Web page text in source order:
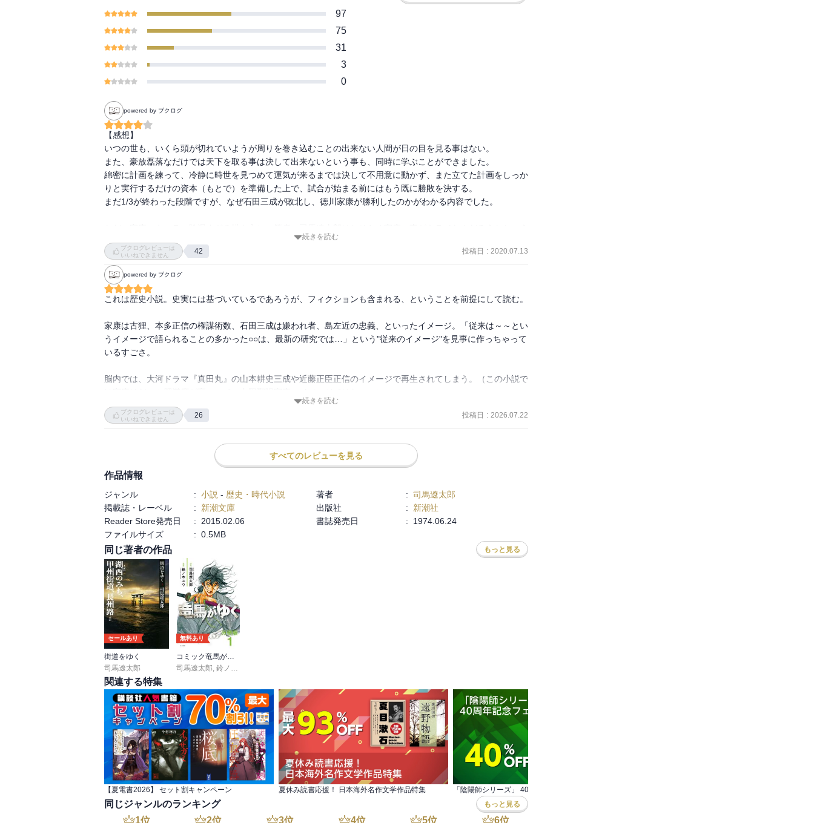
97
75
31
3
0
powered by ブクログ
【感想】
いつの世も、いくら頭が切れていようが周りを巻き込むことの出来ない人間が日の目を見る事はない。
また、豪放磊落なだけでは天下を取る事は決して出来ないという事も、同時に学ぶことができました。
綿密に計画を練って、冷静に時世を見つめて運気が来るまでは決して不用意に動かず、また立てた計画をしっか
りと実行するだけの資本（もとで）を準備した上で、試合が始まる前にはもう既に勝敗を決する。
まだ1/3が終わった段階ですが、なぜ石田三成が敗北し、徳川家康が勝利したのかがわかる内容でした。
感じが垣間見えましたね（笑）
中巻・下巻が楽しみです。
【あらすじ】
までを克明に描きながら、己れとその一族の生き方を求めて苦闘した著名な戦国諸雄の人間像を浮彫りにする壮
大な歴史絵巻。
秀吉の死によって傾きはじめた豊臣政権を簒奪するために家康はいかなる謀略をめぐらし、豊家安泰を守ろうと
1.斬るには、斬るだけの舞台がいる。
いま斬ったところで、一時の快をむさぼるだけのことだ。
2.諸大名はもちろん庶民ですら「もう豊臣政権はたくさんだ。太閤は死んでくれてよかった、あのまま外征が続
けばどの諸侯の財産もからっぽになった」と思っていた。
加藤清正だけは違っていた。外征の最大の被害者だったが、その憤りのやり場が石田三成ただ一人にしぼられて
いた。
3.時勢が動くのだ、いろんな役回りの人間が要る。馬鹿は馬鹿なりに使い、狂人は狂人なりに役を与える。それ
が名将というものだ。
【メモ】
p21
三成は秀吉に仕えて以来、何度かの戦場を踏み、特に秀吉の天下継承戦ともいうべき賤ヶ岳(しずがたけ)の合戦
では、加藤・福島など「七本槍」に次ぐ武功をたてている。
しかし、戦場の血しぶきのなかでいきいきと働く駆け引き上手というわけにはいかない。
彼は自分の欠点を、島左近にて補おうとした。自分の秀才と左近の軍事的才能をあわせれば天下無敵と思ったの
だろう。
p36
・竹杖事件
三成を斬るという家臣たちに、家慶の幹部が。
「斬るには、斬るだけの舞台がいる。また、斬るにしてもそれがご当家の為になるようにして斬らねばならぬ。
その日がいつかは来る。いま斬ったところで、一時の快をむさぼるだけのことだ。」
p42
おねねは陽気で利発で心が広く、秀吉が卑賤の頃からの妻だから、公私ともに秀吉のよき相談相手であった。
続きを読む
ブクログレビューは
いいねできません
42 投稿日 : 2020.07.13
powered by ブクログ
これは歴史小説。史実には基づいているであろうが、フィクションも含まれる、ということを前提にして読む。
家康は古狸、本多正信の権謀術数、石田三成は嫌われ者、島左近の忠義、といったイメージ。「従来は～～とい
うイメージで語られることの多かった○○は、最新の研究では…」という"従来のイメージ"を見事に作っちゃって
いるすごさ。
脳内では、大河ドラマ『真田丸』の山本耕史三成や近藤正臣正信のイメージで再生されてしまう。（この小説で
続きを読む
ブクログレビューは
いいねできません
26 投稿日 : 2026.07.22
すべてのレビューを見る
作品情報
ジャンル : 小説 - 歴史・時代小説 著者 : 司馬遼太郎
掲載誌・レーベル
: 新潮文庫 出版社 :
新潮社
Reader Store発売日
: 2015.02.06 書誌発売日 :
1974.06.24
ファイルサイズ
: 0.5MB
同じ著者の作品 もっと見る
セールあり
街道をゆく
司馬遼太郎
無料あり
コミック竜馬がゆく分冊版
司馬遼太郎 鈴ノ木ユウ
関連する特集
【夏電書2026】 セット割キャンペーン 夏休み読書応援！ 日本海外名作文学作品特集 「陰陽師シリーズ」 40周年記念フェア
同じジャンルのランキング もっと見る
1位 2位 3位 4位 5位 6位